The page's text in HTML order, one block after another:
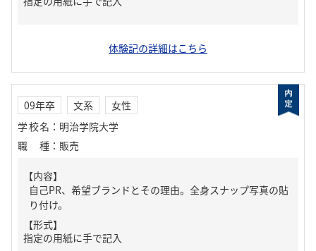
体験記の詳細はこちら
09年卒 文系
女性
学校名 ： 明治学院大学
職種 ： 販売
【内容】
自己PR、希望ブランドとその理由。全身スナップ写真の貼
り付け。
【形式】
指定の用紙に手で記入